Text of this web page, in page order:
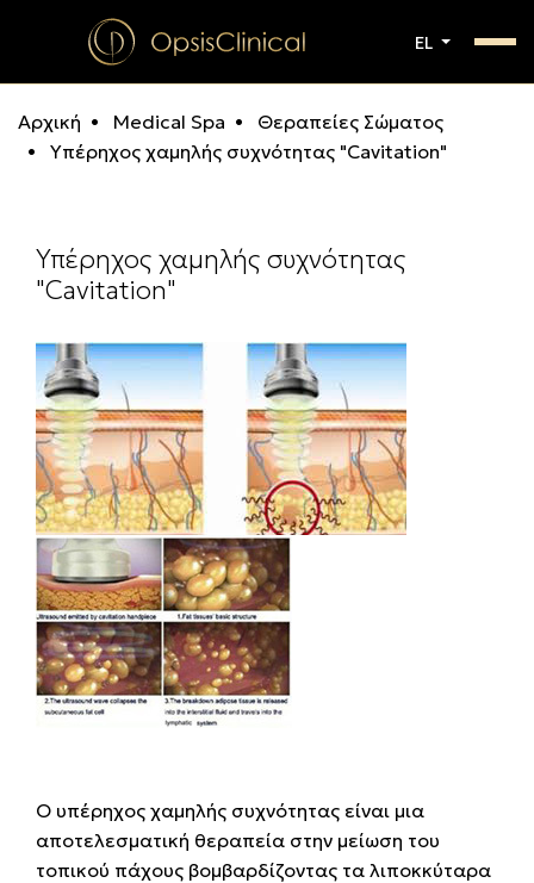
EL
Αρχική Medical Spa
Θεραπείες Σώματος
Υπέρηχος χαμηλής συχνότητας "Cavitation"
Υπέρηχος χαμηλής συχνότητας
"Cavitation"
O υπέρηχος χαμηλής συχνότητας είναι μια
αποτελεσματική θεραπεία στην μείωση του
τοπικού πάχους βομβαρδίζοντας τα λιποκκύταρα